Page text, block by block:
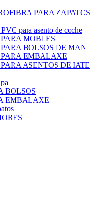
PARA ZAPATOS
para asento de coche
MOBLES
BOLSOS DE MAN
EMBALAXE
ASENTOS DE IATE
BOLSOS
EMBALAXE